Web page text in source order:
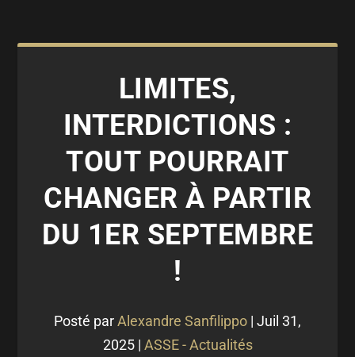
LIMITES,
INTERDICTIONS :
TOUT POURRAIT
CHANGER À PARTIR
DU 1ER SEPTEMBRE
!
Posté parAlexandre Sanfilippo | Juil 31,
2025| ASSE - Actualités